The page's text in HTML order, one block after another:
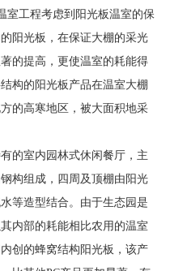
室工程考虑到阳光板温室的保
阳光板，在保证大棚的采光
的提高，更使温室的耗能得
构的阳光板产品在温室大棚
的高寒地区，被大面积地采
的室内园林式休闲餐厅，主
构组成，四周及顶棚由阳光
等造型结合。由于生态园是
内部的耗能相比农用的温室
创的蜂窝结构阳光板，该产